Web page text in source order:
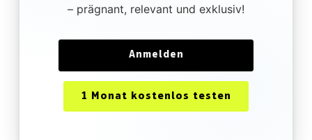
– prägnant, relevant und exklusiv!
Anmelden
1 Monat kostenlos testen